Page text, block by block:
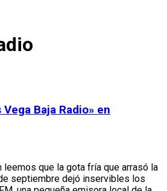
Baja Radio» en
leemos que la gota fría que arrasó la
septiembre dejó inservibles los